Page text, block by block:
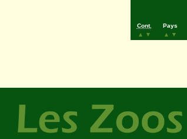
Cont.
▲
▼
Pays
▲
▼